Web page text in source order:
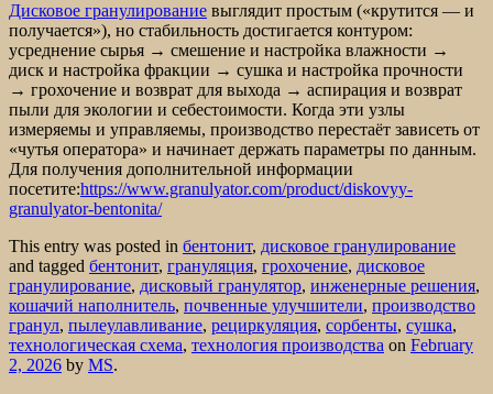
Дисковое гранулирование выглядит простым («крутится — и
получается»), но стабильность достигается контуром:
усреднение сырья → смешение и настройка влажности →
диск и настройка фракции → сушка и настройка прочности
→ грохочение и возврат для выхода → аспирация и возврат
пыли для экологии и себестоимости. Когда эти узлы
измеряемы и управляемы, производство перестаёт зависеть от
«чутья оператора» и начинает держать параметры по данным.
Для получения дополнительной информации
посетите:https://www.granulyator.com/product/diskovyy-
granulyator-bentonita/
This entry was posted in бентонит, дисковое гранулирование
and tagged бентонит, грануляция, грохочение, дисковое
гранулирование, дисковый гранулятор, инженерные решения,
кошачий наполнитель, почвенные улучшители, производство
гранул, пылеулавливание, рециркуляция, сорбенты, сушка,
технологическая схема, технология производства on February
2, 2026 by MS.